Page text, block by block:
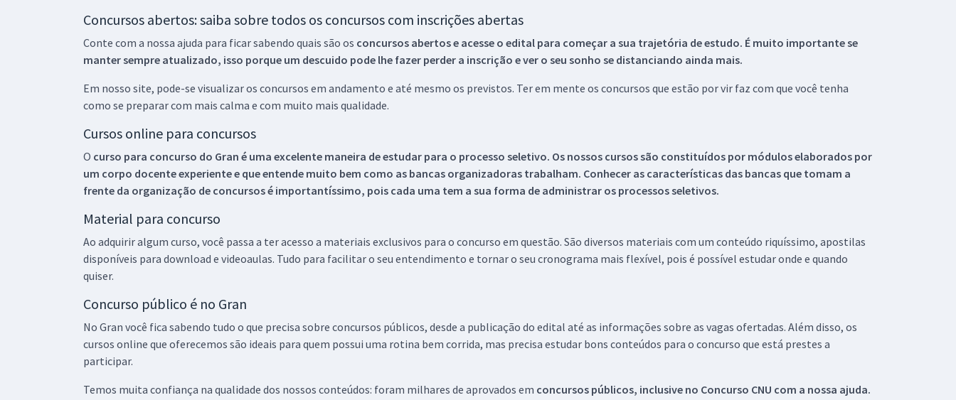
Concursos abertos: saiba sobre todos os concursos com inscrições abertas
Conte com a nossa ajuda para ficar sabendo quais são os concursos abertos e acesse o edital para começar a sua trajetória de estudo. É muito importante se
manter sempre atualizado, isso porque um descuido pode lhe fazer perder a inscrição e ver o seu sonho se distanciando ainda mais.
Em nosso site, pode-se visualizar os concursos em andamento e até mesmo os previstos. Ter em mente os concursos que estão por vir faz com que você tenha
como se preparar com mais calma e com muito mais qualidade.
Cursos online para concursos
O curso para concurso do Gran é uma excelente maneira de estudar para o processo seletivo. Os nossos cursos são constituídos por módulos elaborados por
um corpo docente experiente e que entende muito bem como as bancas organizadoras trabalham. Conhecer as características das bancas que tomam a
frente da organização de concursos é importantíssimo, pois cada uma tem a sua forma de administrar os processos seletivos.
Material para concurso
Ao adquirir algum curso, você passa a ter acesso a materiais exclusivos para o concurso em questão. São diversos materiais com um conteúdo riquíssimo, apostilas
disponíveis para download e videoaulas. Tudo para facilitar o seu entendimento e tornar o seu cronograma mais flexível, pois é possível estudar onde e quando
quiser.
Concurso público é no Gran
No Gran você fica sabendo tudo o que precisa sobre concursos públicos, desde a publicação do edital até as informações sobre as vagas ofertadas. Além disso, os
cursos online que oferecemos são ideais para quem possui uma rotina bem corrida, mas precisa estudar bons conteúdos para o concurso que está prestes a
participar.
Temos muita confiança na qualidade dos nossos conteúdos: foram milhares de aprovados em concursos públicos, inclusive no Concurso CNU com a nossa ajuda.